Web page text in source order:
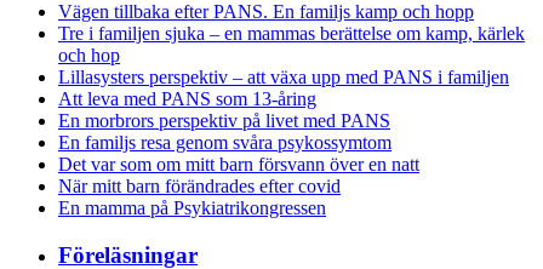
Vägen tillbaka efter PANS. En familjs kamp och hopp
Tre i familjen sjuka – en mammas berättelse om kamp, kärlek
och hop
Lillasysters perspektiv – att växa upp med PANS i familjen
Att leva med PANS som 13-åring
En morbrors perspektiv på livet med PANS
En familjs resa genom svåra psykossymtom
Det var som om mitt barn försvann över en natt
När mitt barn förändrades efter covid
En mamma på Psykiatrikongressen
Föreläsningar